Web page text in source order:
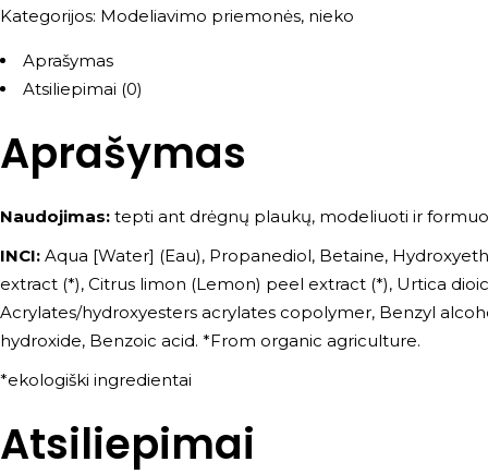
Kategorijos: Modeliavimo priemonės, nieko
Aprašymas
Atsiliepimai (0)
Aprašymas
Naudojimas: tepti ant drėgnų plaukų, modeliuoti ir
INCI: Aqua [Water] (Eau), Propanediol, Betaine,
extract (*), Citrus limon (Lemon) peel extract (*), Urtica
Acrylates/hydroxyesters acrylates copolymer, Benzyl
hydroxide, Benzoic acid. *From organic agriculture.
*ekologiški ingredientai
Atsiliepimai